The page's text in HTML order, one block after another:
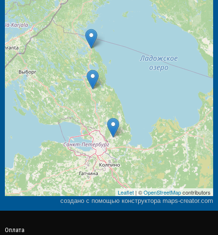
Leaflet| ©OpenStreetMapcontributors
создано с помощью конструктора maps-creator.com
Оплата